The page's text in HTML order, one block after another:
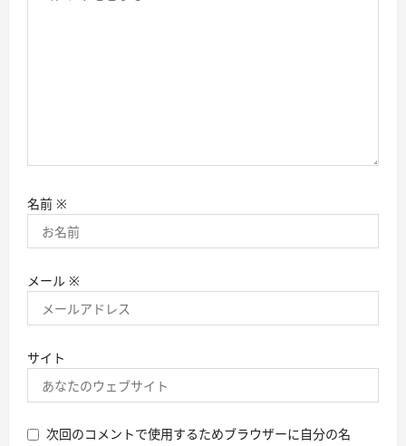
名前 ※
メール ※
サイト
次回のコメントで使用するためブラウザーに自分の名